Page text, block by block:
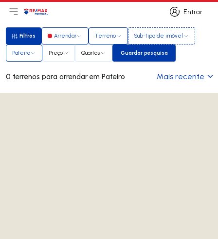
Entrar
Entrar
Abri menu principal
LogoIr para página inicial
Filtros
Filtros Arrendar Terreno Sub-tipo de imóvel
Pateiro Preço Quartos Guardar pesquisa
Guardar pesquisa
0 terrenos para arrendar em Pateiro Mais recente